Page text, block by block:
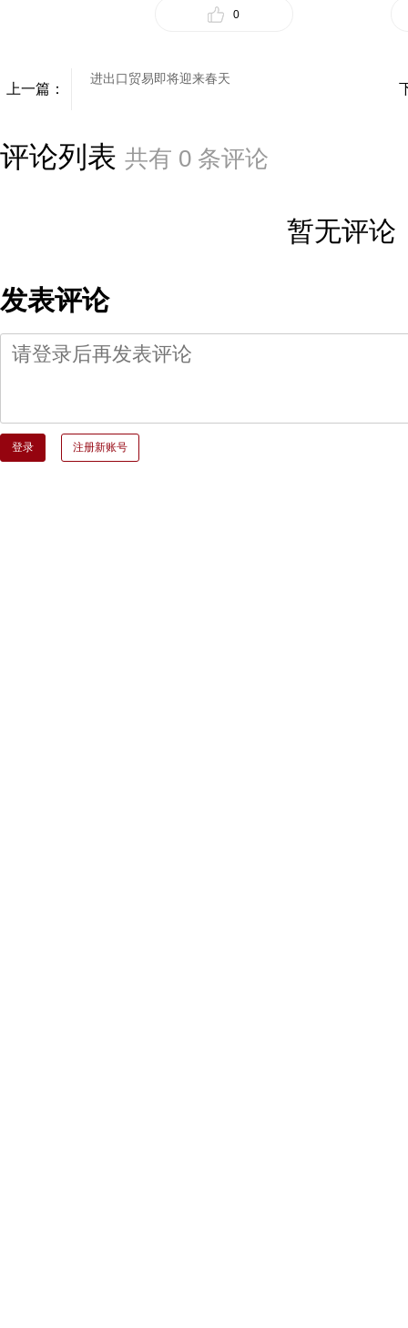
0
上一篇：
进出口贸易即将迎来春天
评论列表 共有 0 条评论
暂无评论
发表评论
登录 注册新账号